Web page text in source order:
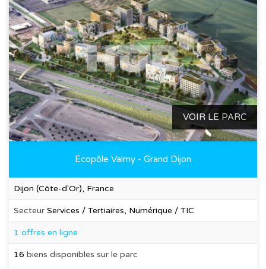
VOIR LE PARC
Ecopôle Valmy - Grand Dijon
Dijon (Côte-d'Or), France
Secteur Services / Tertiaires, Numérique / TIC
1 offres en ligne
16 biens disponibles sur le parc